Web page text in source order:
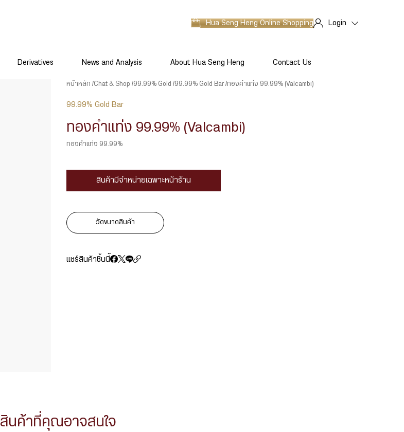
Hua Seng HengOnline Shopping Login
Derivatives News and Analysis About Hua Seng Heng Contact Us
หน้าหลัก Chat & Shop 99.99% Gold 99.99% Gold Bar ทองคำแท่ง 99.99% (Valcambi)
99.99% Gold Bar
ทองคำแท่ง 99.99% (Valcambi)
ทองคำแท่ง 99.99%
สินค้ามีจำหน่ายเฉพาะหน้าร้าน
วัดขนาดสินค้า
แชร์สินค้าชิ้นนี้
สินค้าที่คุณอาจสนใจ